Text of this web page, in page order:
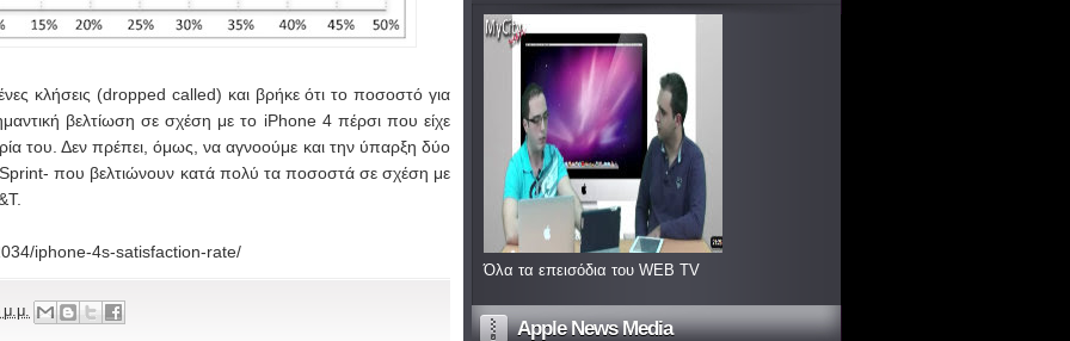
κλήσεις (dropped called) και βρήκε ότι το ποσοστό για
βελτίωση σε σχέση με το iPhone 4 πέρσι που είχε
του. Δεν πρέπει, όμως, να αγνοούμε και την ύπαρξη δύο
που βελτιώνουν κατά πολύ τα ποσοστά σε σχέση με
iphone-4s-satisfaction-rate/
Όλα τα επεισόδια του WEB TV
Apple News Media